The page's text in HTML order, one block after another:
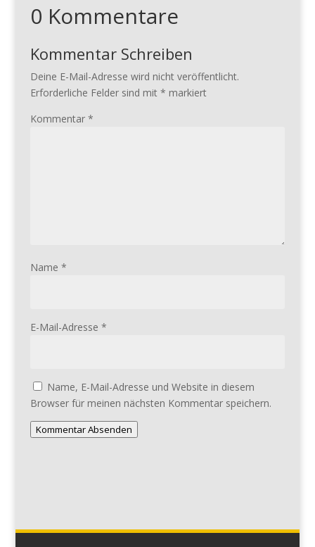
0 Kommentare
Kommentar Schreiben
Deine E-Mail-Adresse wird nicht veröffentlicht.
Erforderliche Felder sind mit * markiert
Kommentar *
Name *
E-Mail-Adresse *
Name, E-Mail-Adresse und Website in diesem
Browser für meinen nächsten Kommentar speichern.
Kommentar Absenden